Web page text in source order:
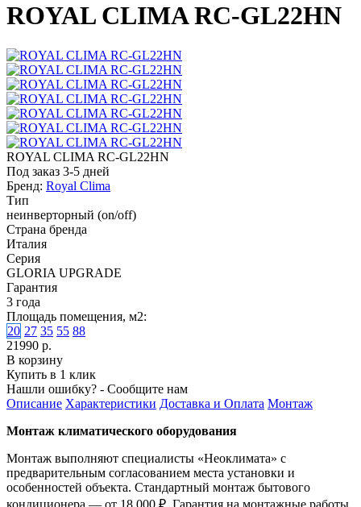
ROYAL CLIMA RC-GL22HN
ROYAL CLIMA RC-GL22HN
Под заказ 3-5 дней
Бренд: Royal Clima
Тип
неинверторный (on/off)
Страна бренда
Италия
Серия
GLORIA UPGRADE
Гарантия
3 года
Площадь помещения, м2:
20 27 35 55 88
21990 р.
В корзину
Купить в 1 клик
Нашли ошибку? - Сообщите нам
Описание Характеристики Доставка и Оплата Монтаж
Монтаж климатического оборудования
Монтаж выполняют специалисты «Неоклимата» с
предварительным согласованием места установки и
особенностей объекта. Стандартный монтаж бытового
кондиционера — от 18 000 ₽. Гарантия на монтажные работы